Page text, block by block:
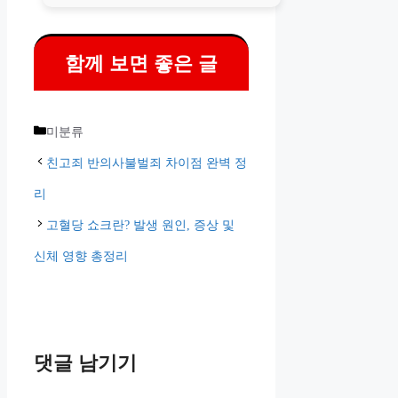
함께 보면 좋은 글
카
테
리
미분류
친고죄 반의사불벌죄 차이점 완벽 정
리
고혈당 쇼크란? 발생 원인, 증상 및
신체 영향 총정리
댓글 남기기